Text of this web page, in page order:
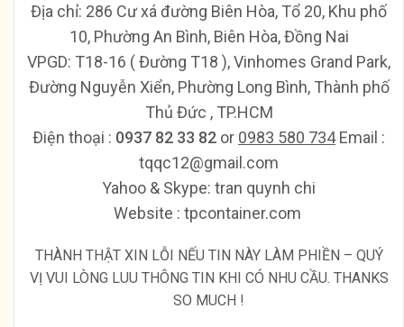
Địa chỉ: 286 Cư xá đường Biên Hòa, Tổ 20, Khu phố
10, Phường An Bình, Biên Hòa, Đồng Nai
VPGD: T18-16 ( Đường T18 ), Vinhomes Grand Park,
Đường Nguyễn Xiển, Phường Long Bình, Thành phố
Thủ Đức , TP.HCM
Ðiện thoại : 0937 82 33 82 or 0983 580 734Email :
tqqc12@gmail.com
Yahoo & Skype: tran quynh chi
Website : tpcontainer.com
THÀNH THẬT XIN LỖI NẾU TIN NÀY LÀM PHIỀN – QUÝ
VỊ VUI LÒNG LUU THÔNG TIN KHI CÓ NHU CẦU. THANKS
SO MUCH !